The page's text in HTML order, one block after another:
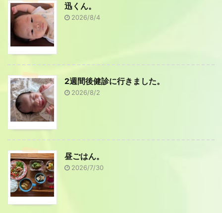
迅くん。
2026/8/4
2週間後健診に行きました。
2026/8/2
昼ごはん。
2026/7/30